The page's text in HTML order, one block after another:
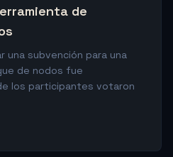
de
una subvención para una
de nodos fue
de los participantes votaron